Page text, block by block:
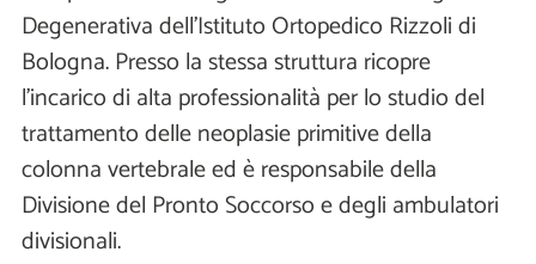
Degenerativa dell'Istituto Ortopedico Rizzoli di
Bologna. Presso la stessa struttura ricopre
l'incarico di alta professionalità per lo studio del
trattamento delle neoplasie primitive della
colonna vertebrale ed è responsabile della
Divisione del Pronto Soccorso e degli ambulatori
divisionali.